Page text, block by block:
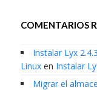
COMENTARIOS
Instalar Lyx
Linuxen Instalar
Migrar el